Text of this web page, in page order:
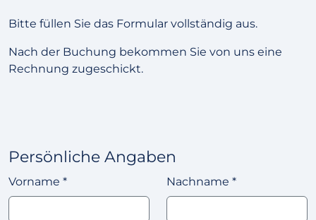
Bitte füllen Sie das Formular vollständig aus.
Nach der Buchung bekommen Sie von uns eine
Rechnung zugeschickt.
Persönliche Angaben
Vorname * Nachname *